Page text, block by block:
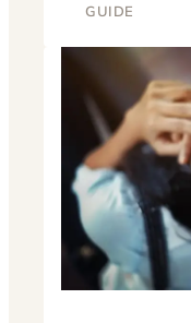
GUIDE